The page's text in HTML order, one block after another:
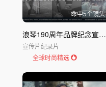
命中5个镜头
浪琴190周年品牌纪念宣传片
宣传片纪录片
全球时尚精选